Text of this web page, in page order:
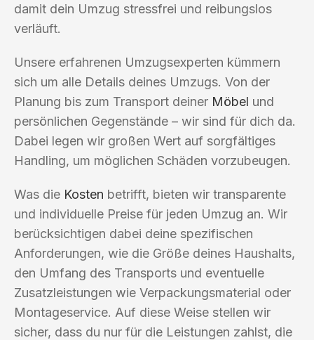
damit dein Umzug stressfrei und reibungslos
verläuft.
Unsere erfahrenen Umzugsexperten kümmern
sich um alle Details deines Umzugs. Von der
Planung bis zum Transport deiner Möbel und
persönlichen Gegenstände – wir sind für dich da.
Dabei legen wir großen Wert auf sorgfältiges
Handling, um möglichen Schäden vorzubeugen.
Was die Kosten betrifft, bieten wir transparente
und individuelle Preise für jeden Umzug an. Wir
berücksichtigen dabei deine spezifischen
Anforderungen, wie die Größe deines Haushalts,
den Umfang des Transports und eventuelle
Zusatzleistungen wie Verpackungsmaterial oder
Montageservice. Auf diese Weise stellen wir
sicher, dass du nur für die Leistungen zahlst, die